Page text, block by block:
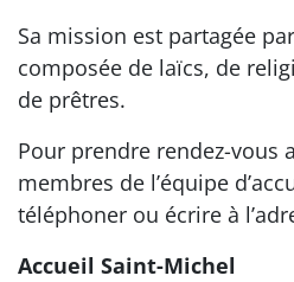
Sa mission est partagée
composée de laïcs, de
de prêtres.
Pour prendre rendez-vous
membres de l’équipe
téléphoner ou écrire à
Accueil Saint-Michel